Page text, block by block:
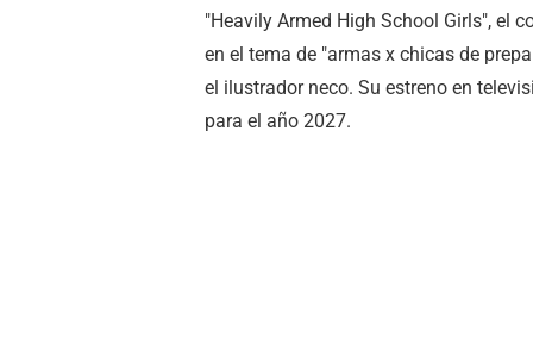
"Heavily Armed High School Girls", el
en el tema de "armas x chicas de
el ilustrador neco. Su estreno en
para el año 2027.